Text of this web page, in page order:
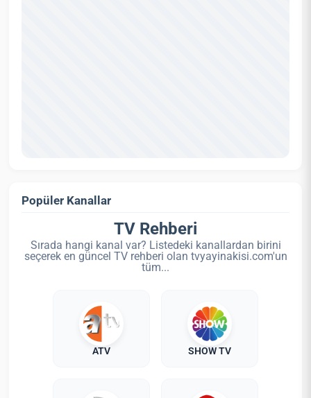
Popüler Kanallar
TV Rehberi
Sırada hangi kanal var? Listedeki kanallardan birini
seçerek en güncel TV rehberi olan tvyayinakisi.com'un
tüm...
ATV SHOW TV